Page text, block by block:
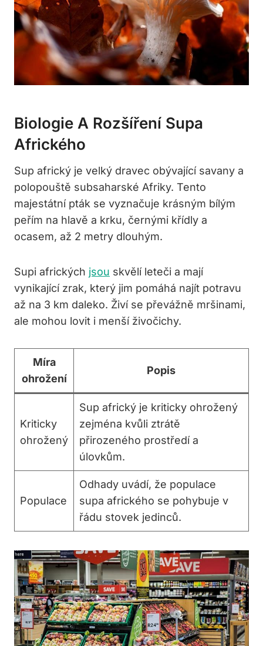
Biologie A Rozšíření Supa
Afrického
Sup africký je velký dravec obývající savany a
polopouště subsaharské Afriky. Tento
majestátní pták se vyznačuje krásným bílým
peřím na hlavě a krku, černými křídly a
ocasem, až 2 metry dlouhým.
Supi afrických jsou skvělí leteči a mají
vynikající zrak, který jim pomáhá najít potravu
až na 3 km daleko. Živí se převážně mršinami,
ale mohou lovit i menší živočichy.
Míra
ohrožení
Popis
Kriticky
ohrožený
Sup africký je kriticky ohrožený
zejména kvůli ztrátě
přirozeného prostředí a
úlovkům.
Populace
Odhady uvádí, že populace
supa afrického se pohybuje v
řádu stovek jedinců.